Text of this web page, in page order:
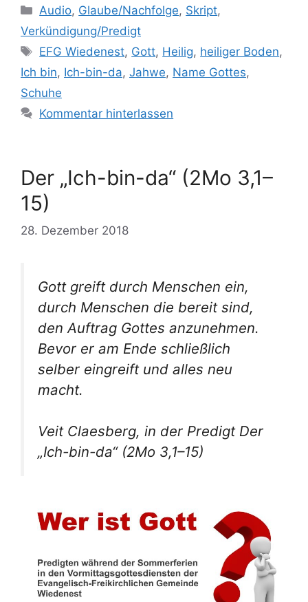
Kategorien
Audio, Glaube/Nachfolge, Skript,
Verkündigung/Predigt
Schlagwörter
EFG Wiedenest, Gott, Heilig, heiliger Boden,
Ich bin, Ich-bin-da, Jahwe, Name Gottes,
Schuhe
Kommentar hinterlassen
Der „Ich-bin-da“ (2Mo 3,1–
15)
28. Dezember 2018
Gott greift durch Menschen ein,
durch Menschen die bereit sind,
den Auftrag Gottes anzunehmen.
Bevor er am Ende schließlich
selber eingreift und alles neu
macht.
Veit Claesberg, in der Predigt Der
„Ich-bin-da“ (2Mo 3,1–15)